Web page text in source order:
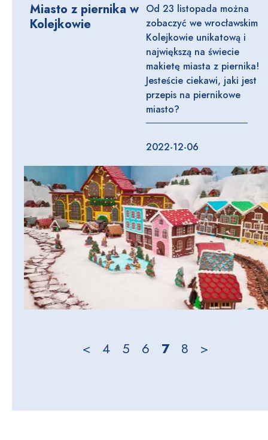
Miasto z piernika w
Kolejkowie
Od 23 listopada można
zobaczyć we wrocławskim
Kolejkowie unikatową i
największą na świecie
makietę miasta z piernika!
Jesteście ciekawi, jaki jest
przepis na piernikowe
miasto?
2022-12-06
< 4 5 6 7 8 >